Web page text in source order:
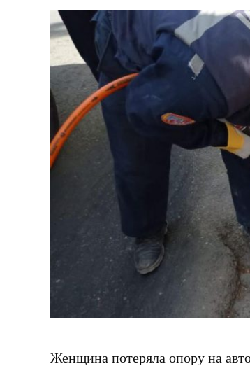
Женщина потеряла опору на